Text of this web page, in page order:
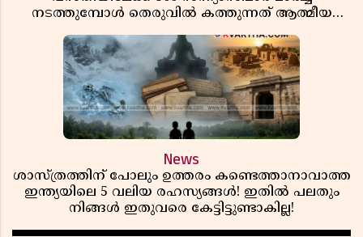
നടത്തുമ്പോൾ തെരുവിൽ കത്തുന്നത് ആത്മീയ
News
ശാസ്ത്രത്തിന് പോലും ഉത്തരം കണ്ടെത്താനാവാത്ത
ഇന്ത്യയിലെ 5 വലിയ രഹസ്യങ്ങൾ! ഇതിൽ പലതും
നിങ്ങൾ ഇതുവരെ കേട്ടിട്ടുണ്ടാകില്ല!